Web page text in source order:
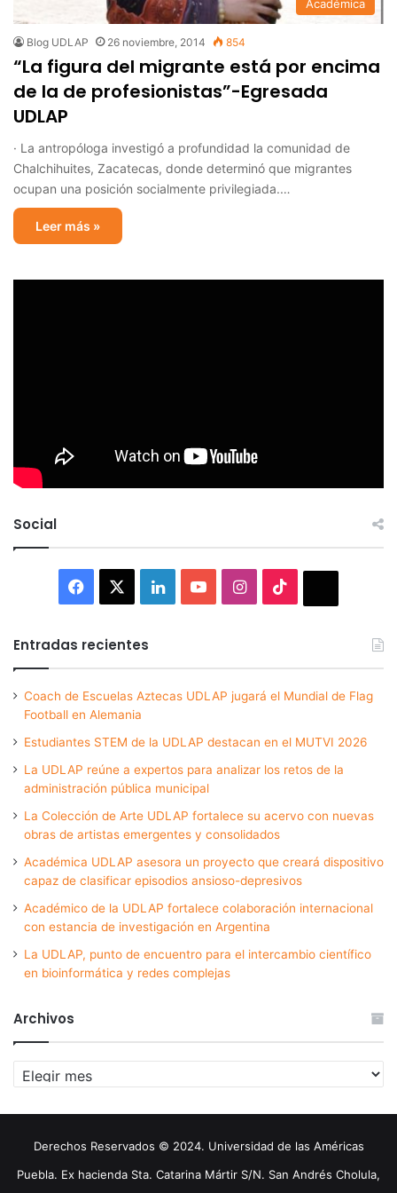
Académica
Blog UDLAP 26 noviembre, 2014 854
“La figura del migrante está por encima
de la de profesionistas”-Egresada
UDLAP
· La antropóloga investigó a profundidad la comunidad de
Chalchihuites, Zacatecas, donde determinó que migrantes
ocupan una posición socialmente privilegiada.…
Leer más »
Social
Facebook LinkedInYouTubeInstagram
Entradas recientes
Coach de Escuelas Aztecas UDLAP jugará el Mundial de Flag
Football en Alemania
Estudiantes STEM de la UDLAP destacan en el MUTVI 2026
La UDLAP reúne a expertos para analizar los retos de la
administración pública municipal
La Colección de Arte UDLAP fortalece su acervo con nuevas
obras de artistas emergentes y consolidados
Académica UDLAP asesora un proyecto que creará dispositivo
capaz de clasificar episodios ansioso-depresivos
Académico de la UDLAP fortalece colaboración internacional
con estancia de investigación en Argentina
La UDLAP, punto de encuentro para el intercambio científico
en bioinformática y redes complejas
Archivos
Archivos
Derechos Reservados © 2024. Universidad de las Américas
Puebla. Ex hacienda Sta. Catarina Mártir S/N. San Andrés Cholula,